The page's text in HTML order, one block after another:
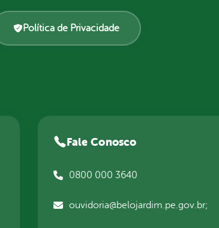
Política de Privacidade
Fale Conosco
0800 000 3640
ouvidoria@belojardim.pe.gov.br;